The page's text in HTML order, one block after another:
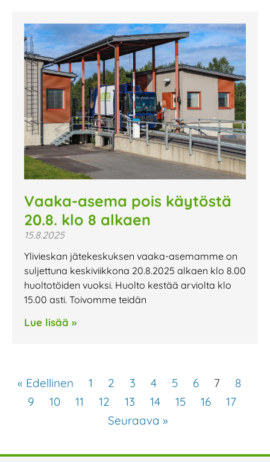
Vaaka-asema pois käytöstä
20.8. klo 8 alkaen
15.8.2025
Ylivieskan jätekeskuksen vaaka-asemamme on
suljettuna keskiviikkona 20.8.2025 alkaen klo 8.00
huoltotöiden vuoksi. Huolto kestää arviolta klo
15.00 asti. Toivomme teidän
Lue lisää »
« Edellinen 1 2 3 4 5 6 7
8
9
10 11 12 13 14 15 16
17
Seuraava »